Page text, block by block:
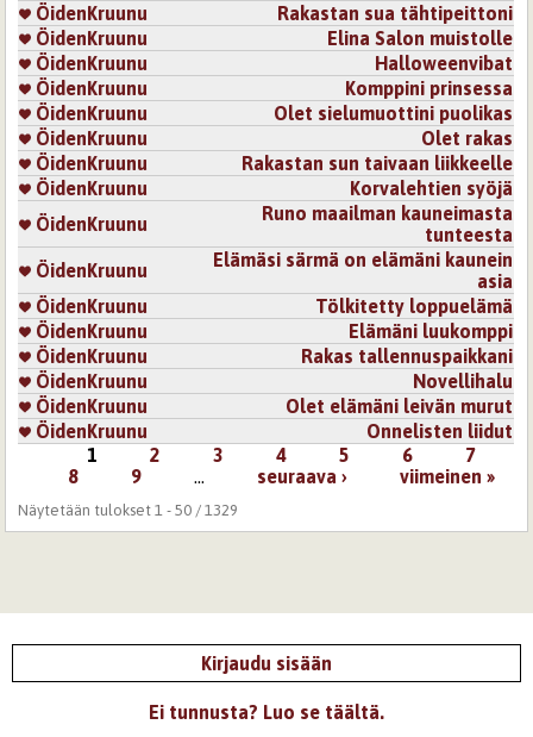
ÖidenKruunu
Rakastan sua tähtipeittoni
ÖidenKruunu
Elina Salon muistolle
ÖidenKruunu
Halloweenvibat
ÖidenKruunu
Komppini prinsessa
ÖidenKruunu
Olet sielumuottini puolikas
ÖidenKruunu
Olet rakas
ÖidenKruunu
Rakastan sun taivaan liikkeelle
ÖidenKruunu
Korvalehtien syöjä
ÖidenKruunu
Runo maailman kauneimasta
tunteesta
ÖidenKruunu
Elämäsi särmä on elämäni kaunein
asia
ÖidenKruunu
Tölkitetty loppuelämä
ÖidenKruunu
Elämäni luukomppi
ÖidenKruunu
Rakas tallennuspaikkani
ÖidenKruunu
Novellihalu
ÖidenKruunu
Olet elämäni leivän murut
ÖidenKruunu
Onnelisten liidut
1 2 3 4 5 6
7
8
9 … seuraava › viimeinen »
Näytetään tulokset 1 - 50 / 1329
Kirjaudu sisään
Ei tunnusta? Luo se täältä.